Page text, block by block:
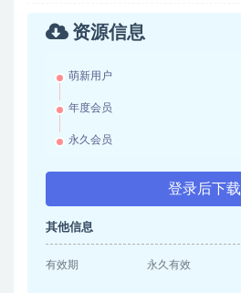
资源信息
萌新用户
年度会员
永久会员
登录后下载
其他信息
有效期 永久有效